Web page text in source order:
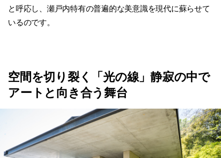
と呼応し、瀬戸内特有の普遍的な美意識を現代に蘇らせて
いるのです。
空間を切り裂く「光の線」静寂の中で
アートと向き合う舞台